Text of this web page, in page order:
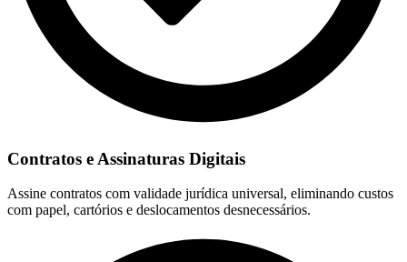
Contratos e Assinaturas Digitais
Assine contratos com validade jurídica universal, eliminando custos
com papel, cartórios e deslocamentos desnecessários.